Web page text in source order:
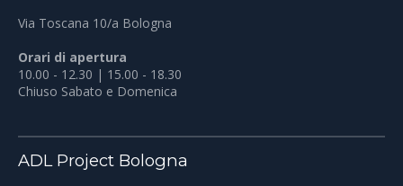
Via Toscana 10/a Bologna
Orari di apertura
10.00 - 12.30 | 15.00 - 18.30
Chiuso Sabato e Domenica
ADL Project Bologna